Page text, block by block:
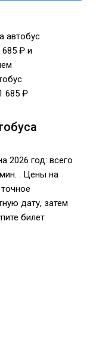
автобус
₽ и
685 ₽
2026 год: всего
. Цены на
дату, затем
билет